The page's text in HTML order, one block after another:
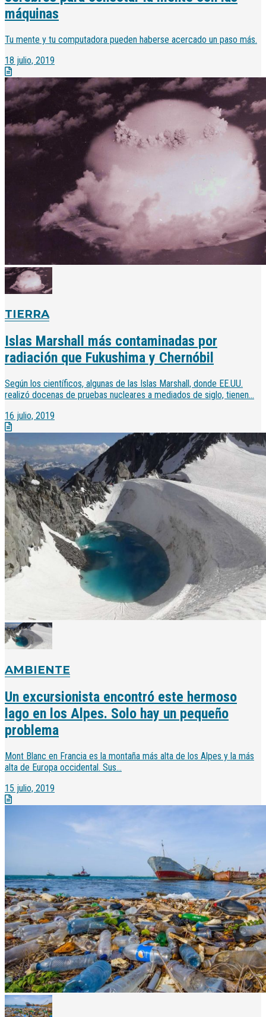
máquinas
Tu mente y tu computadora pueden haberse acercado un paso más.
18 julio, 2019
TIERRA
Islas Marshall más contaminadas por
radiación que Fukushima y Chernóbil
Según los científicos, algunas de las Islas Marshall, donde EE.UU.
realizó docenas de pruebas nucleares a mediados de siglo, tienen...
16 julio, 2019
AMBIENTE
Un excursionista encontró este hermoso
lago en los Alpes. Solo hay un pequeño
problema
Mont Blanc en Francia es la montaña más alta de los Alpes y la más
alta de Europa occidental. Sus...
15 julio, 2019